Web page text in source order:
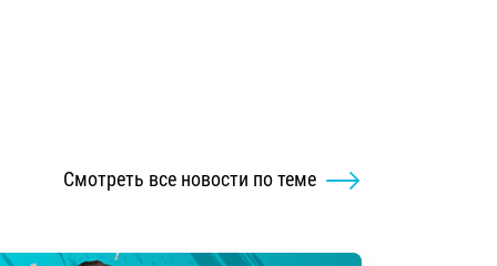
Смотреть все новости по теме